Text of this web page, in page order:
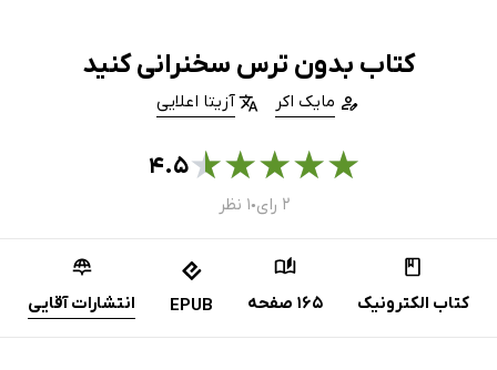
کتاب بدون ترس سخنرانی کنید
مایک اکر آزیتا اعلایی
★
★
★
★
★۴.۵
۲ رای ● ۱ نظر
کتاب الکترونیک 165 صفحه EPUB انتشارات آقایی